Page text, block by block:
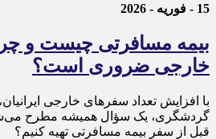
15 - فوریه - 2026
بیمه مسافرتی چیست و
خارجی ضروری است؟
با افزایش تعداد سفرهای خارجی
گردشگری، یک سؤال همیشه مطرح
قبل از سفر بیمه مسافرتی تهیه کنیم؟